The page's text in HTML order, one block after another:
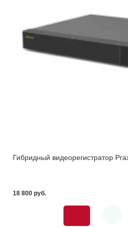
Гибридный видеорегистратор
18 800 pуб.